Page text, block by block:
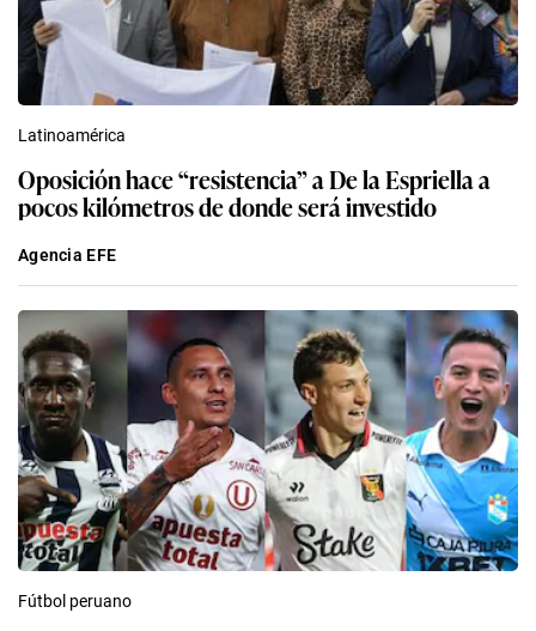
Latinoamérica
Oposición hace “resistencia” a De la Espriella a
pocos kilómetros de donde será investido
Agencia EFE
Fútbol peruano